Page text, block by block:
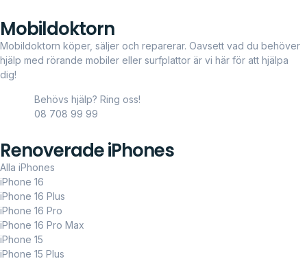
Mobildoktorn
Mobildoktorn köper, säljer och reparerar. Oavsett vad du behöver
hjälp med rörande mobiler eller surfplattor är vi här för att hjälpa
dig!
Behövs hjälp? Ring oss!
08 708 99 99
Renoverade iPhones
Alla iPhones
iPhone 16
iPhone 16 Plus
iPhone 16 Pro
iPhone 16 Pro Max
iPhone 15
iPhone 15 Plus